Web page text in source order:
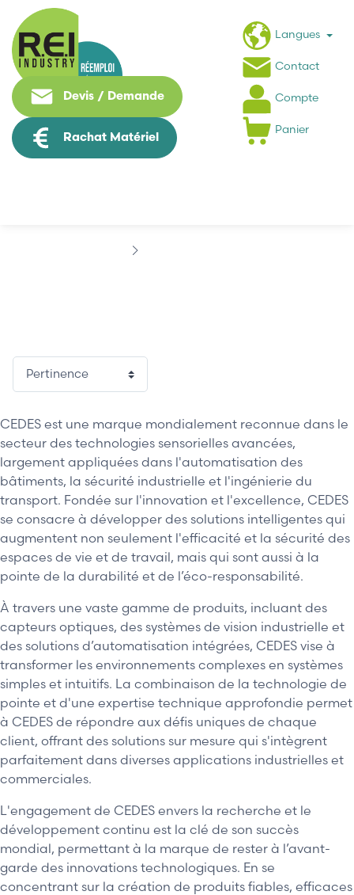
Devis / Demande
Rachat Matériel
Langues
Contact
Compte
Panier
CEDES est une marque mondialement reconnue dans le
secteur des technologies sensorielles avancées,
largement appliquées dans l'automatisation des
bâtiments, la sécurité industrielle et l'ingénierie du
transport. Fondée sur l'innovation et l'excellence, CEDES
se consacre à développer des solutions intelligentes qui
augmentent non seulement l'efficacité et la sécurité des
espaces de vie et de travail, mais qui sont aussi à la
pointe de la durabilité et de l’éco-responsabilité.
À travers une vaste gamme de produits, incluant des
capteurs optiques, des systèmes de vision industrielle et
des solutions d’automatisation intégrées, CEDES vise à
transformer les environnements complexes en systèmes
simples et intuitifs. La combinaison de la technologie de
pointe et d'une expertise technique approfondie permet
à CEDES de répondre aux défis uniques de chaque
client, offrant des solutions sur mesure qui s'intègrent
parfaitement dans diverses applications industrielles et
commerciales.
L'engagement de CEDES envers la recherche et le
développement continu est la clé de son succès
mondial, permettant à la marque de rester à l’avant-
garde des innovations technologiques. En se
concentrant sur la création de produits fiables, efficaces